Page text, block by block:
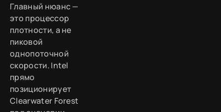
Главный нюанс —
это процессор
плотности, а не
пиковой
однопоточной
скорости. Intel
прямо
позиционирует
Clearwater Forest